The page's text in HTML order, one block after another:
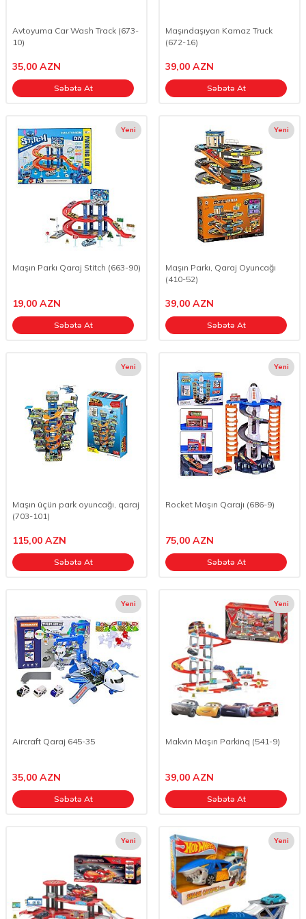
Avtoyuma Car Wash Track (673-
10)
35,00 AZN
Səbətə At
Maşındaşıyan Kamaz Truck
(672-16)
39,00 AZN
Səbətə At
Yeni
Maşın Parkı Qaraj Stitch (663-90)
19,00 AZN
Səbətə At
Yeni
Maşın Parkı, Qaraj Oyuncağı
(410-52)
39,00 AZN
Səbətə At
Yeni
Maşın üçün park oyuncağı, qaraj
(703-101)
115,00 AZN
Səbətə At
Yeni
Rocket Maşın Qarajı (686-9)
75,00 AZN
Səbətə At
Yeni
Aircraft Qaraj 645-35
35,00 AZN
Səbətə At
Yeni
Makvin Maşın Parkinq (541-9)
39,00 AZN
Səbətə At
Yeni Yeni